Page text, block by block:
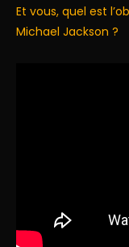
Et vous, quel est
Michael Jackson ?